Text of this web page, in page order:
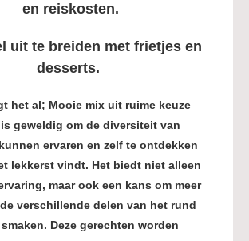
en reiskosten.
uit te breiden met frietjes en
desserts.
het al; Mooie mix uit ruime keuze
geweldig om de diversiteit van
ervaren en zelf te ontdekken
lekkerst vindt. Het biedt niet alleen
maar ook een kans om meer
verschillende delen van het rund
Deze gerechten worden